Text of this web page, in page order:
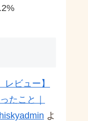
レビュー】
たこと｜
よ